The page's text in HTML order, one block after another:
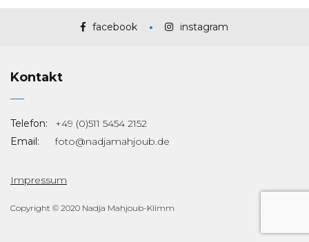
facebook instagram
Kontakt
Telefon:
+49 (0)511 5454 2152
Email:
foto@nadjamahjoub.de
Impressum
Copyright © 2020 Nadja Mahjoub-Klimm